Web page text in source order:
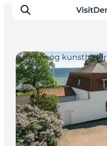
Inspirasjon
Reisemål
Aktiviteter
Overnatting
Planlegg reisen
Gallerier og kunsthaller